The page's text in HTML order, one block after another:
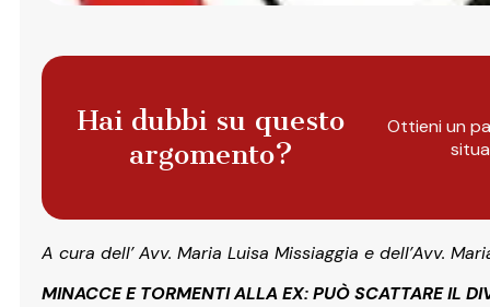
Hai dubbi su questo
argomento?
Ottieni un
A cura dell’ Avv. Maria Luisa Missiaggia e dell’Avv.
MINACCE E TORMENTI ALLA EX: PUÒ SCATTARE IL